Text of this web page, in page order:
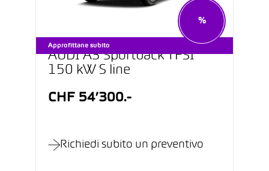
Approfittane subito
%
AUDI A3 Sportback TFSI
150 kW S line
CHF 54’300.-
Richiedi subito un preventivo